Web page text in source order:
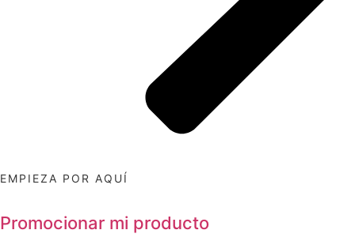
EMPIEZA POR AQUÍ
Promocionar mi producto